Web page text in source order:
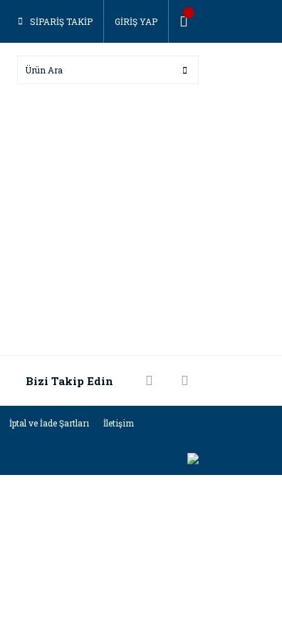
SİPARİŞ TAKİP GİRİŞ YAP
Bizi Takip Edin
İptal ve İade Şartları İletişim